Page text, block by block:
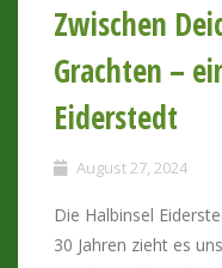
Zwischen
Grachten –
Eiderstedt
August 27, 2024
Die Halbinsel
30 Jahren zieht es